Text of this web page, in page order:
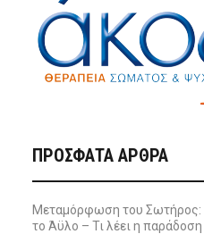
ΠΡΌΣΦΑΤΑ ΆΡΘΡΑ
Μεταμόρφωση του Σωτήρος:
το Άϋλο – Τι λέει η παράδοση